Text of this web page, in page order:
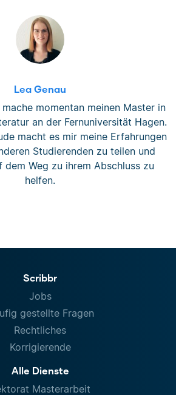
Lea Genau
momentan meinen Master in
an der Fernuniversität Hagen.
macht es mir meine Erfahrungen
Studierenden zu teilen und
dem Weg zu ihrem Abschluss zu
helfen.
Scribbr
Jobs
gestellte Fragen
Rechtliches
Korrigierende
Alle Dienste
Masterarbeit